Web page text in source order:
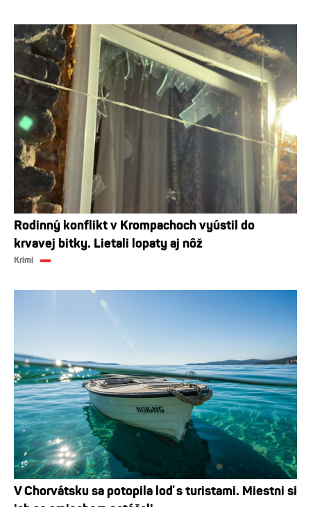
Rodinný konflikt v Krompachoch vyústil do
krvavej bitky. Lietali lopaty aj nôž
Krimi
V Chorvátsku sa potopila loď s turistami. Miestni si